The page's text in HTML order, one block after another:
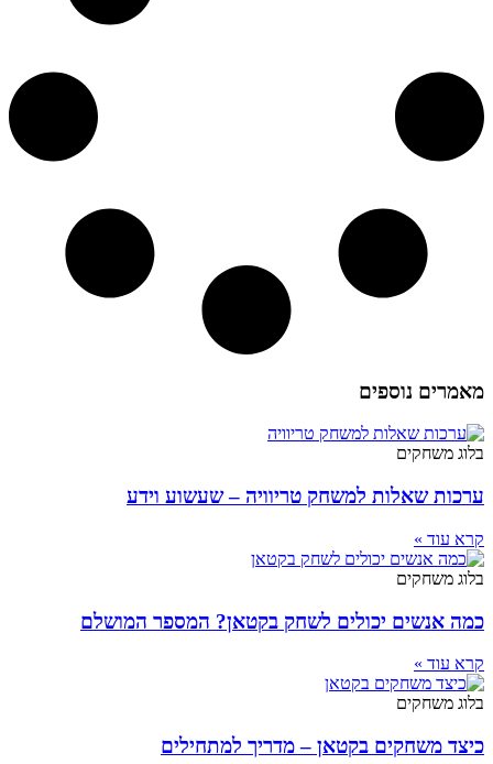
מאמרים נוספים
בלוג משחקים
ערכות שאלות למשחק טריוויה – שעשוע וידע
קרא עוד »
בלוג משחקים
כמה אנשים יכולים לשחק בקטאן? המספר המושלם
קרא עוד »
בלוג משחקים
כיצד משחקים בקטאן – מדריך למתחילים